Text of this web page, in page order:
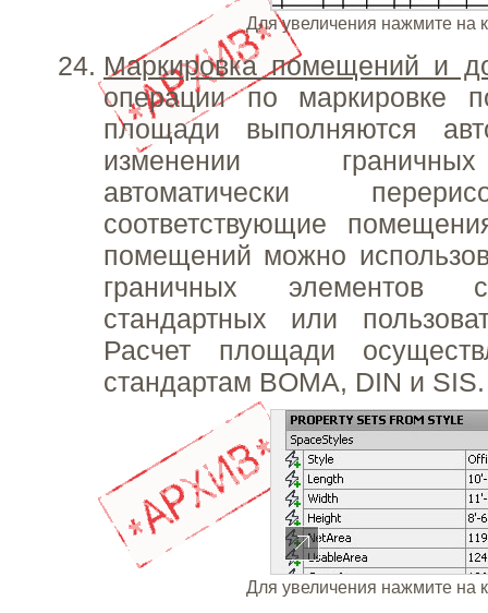
Для увеличения нажмите на
Маркировка помещений и
операции по маркировке
площади выполняются
изменении
автоматически
соответствующие
помещений можно
граничных элементов
стандартных или
Расчет площади
стандартам BOMA, DIN и SIS.
Для увеличения нажмите на